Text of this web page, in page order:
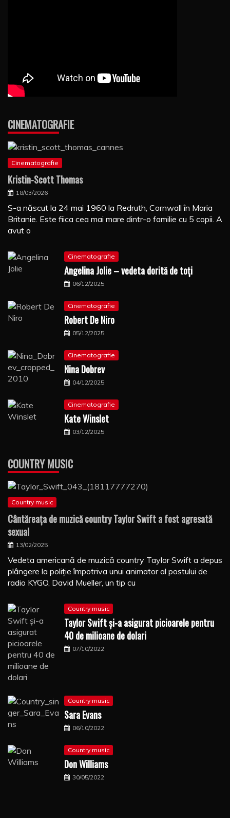
CINEMATOGRAFIE
Cinematografie
Kristin-Scott Thomas
18/03/2026
S-a născut la 24 mai 1960 la Redruth, Cornwall în Maria
Britanie. Este fiica cea mai mare dintr-o familie cu 5 copii. A
avut o
Cinematografie
Angelina Jolie – vedeta dorită de toți
06/12/2025
Cinematografie
Robert De Niro
05/12/2025
Cinematografie
Nina Dobrev
04/12/2025
Cinematografie
Kate Winslet
03/12/2025
COUNTRY MUSIC
Country music
Cântăreaţa de muzică country Taylor Swift a fost agresată
sexual
13/02/2025
Vedeta americană de muzică country Taylor Swift a depus
plângere la poliţie împotriva unui animator al postului de
radio KYGO, David Mueller, un tip cu
Country music
Taylor Swift şi-a asigurat picioarele pentru
40 de milioane de dolari
07/10/2022
Country music
Sara Evans
06/10/2022
Country music
Don Williams
30/05/2022